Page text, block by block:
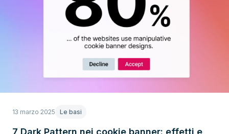
13 marzo 2025 Le basi
7 Dark Pattern nei cookie banner: effetti e